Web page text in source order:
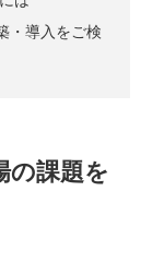
・導入をご検
課題を